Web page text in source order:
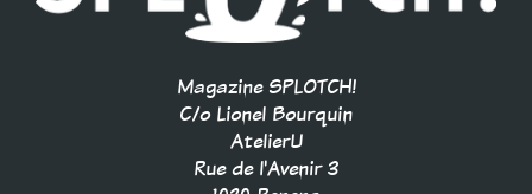
Magazine SPLOTCH!
C/o Lionel Bourquin
AtelierU
Rue de l'Avenir 3